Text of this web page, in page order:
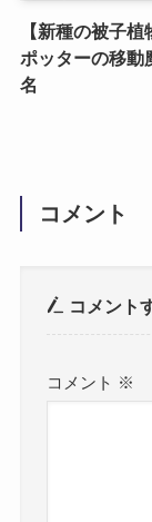
【新種の被子
ポッターの移動
名
コメント
コメント
コメント ※